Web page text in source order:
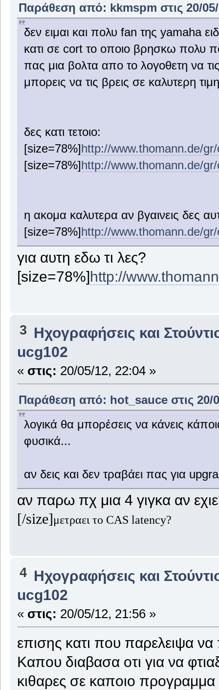
Παράθεση από: kkmspm στις 20/
δεν ειμαι και πολυ fan της yamaha
κατι σε cort το οποιο βρησκω πολυ
πας μια βολτα απο το λογοθετη να
μπορεις να τις βρεις σε καλυτερη
δες κατι τετοιο:
[size=78%]http://www.thomann.de/
[size=78%]http://www.thomann.de/
η ακομα καλυτερα αν βγαινεις δες
[size=78%]http://www.thomann.de/
για αυτη εδω τι λες?
[size=78%]http://
3 Ηχογραφήσεις και
ucg102
« στις: 20/05/12, 22:04 »
Παράθεση από: hot_sauce στις 20/
λογικά θα μπορέσεις να κάνεις
φυσικά...
αν δεις και δεν τραβάει πας για
αν παρω πχ μια 4 γιγκα αν
[/size]μετραει το CAS latency?
4 Ηχογραφήσεις και
ucg102
« στις: 20/05/12, 21:56 »
επισης κατι που παρελειψα να
Καπου διαβασα οτι για να
κιθαρες σε καποιο